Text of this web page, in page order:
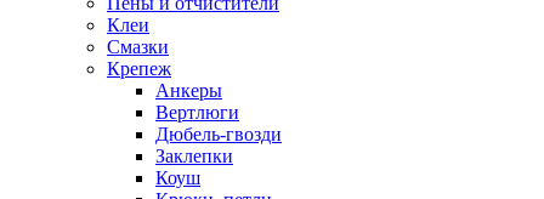
Клеи
Смазки
Крепеж
Анкеры
Вертлюги
Дюбель-гвозди
Заклепки
Коуш